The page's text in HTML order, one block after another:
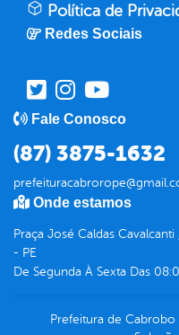
Política de
Redes Sociais
Fale Conosco
(87) 3875-1632
Onde estamos
Praça José Caldas
- PE
De Segunda À Sexta Das
Prefeitura de Cabrobo